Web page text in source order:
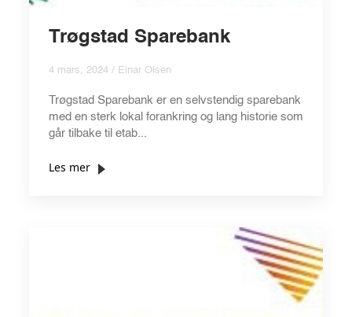
Trøgstad Sparebank
4 mars, 2024 / Einar Olsen
Trøgstad Sparebank er en selvstendig sparebank
med en sterk lokal forankring og lang historie som
går tilbake til etab...
Les mer